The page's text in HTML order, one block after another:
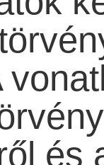
és